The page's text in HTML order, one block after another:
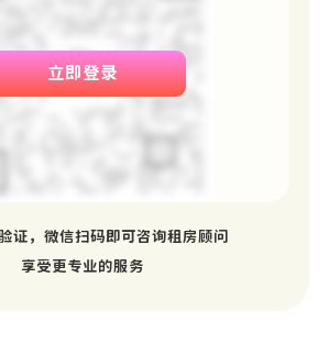
立即登录
证，微信扫码即可咨询租房顾问
享受更专业的服务